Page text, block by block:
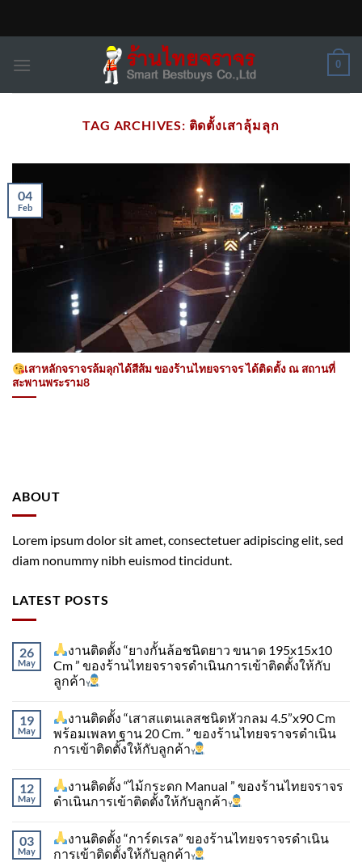
0
TAG ARCHIVES: ติดตั้งเสาลุ้มลุก
เสาหลักจราจรล้มลุกได้สีส้ม ของร้านไทยจราจร ได้ติดตั้ง ณ สถานที่
สะพานพระราม8
04
Feb
ABOUT
Lorem ipsum dolor sit amet, consectetuer adipiscing elit, sed
diam nonummy nibh euismod tincidunt.
LATEST POSTS
26
May
งานติดตั้ง “ยางกั้นล้อชนิดยาว ขนาด 195x15x10
Cm ” ของร้านไทยจราจรดำเนินการเข้าติดตั้ง​ให้กับ
ลูกค้า
19
May
งานติดตั้ง “เสาสแตนเลสชนิดหัวกลม 4.5”x90 Cm
พร้อมเพลท ฐาน 20 Cm. ” ของร้านไทยจราจรดำเนิน
การเข้าติดตั้ง​ให้กับลูกค้า
12
May
งานติดตั้ง “ไม้กระดก Manual ” ของร้านไทยจราจร
ดำเนินการเข้าติดตั้ง​ให้กับลูกค้า
03
May
งานติดตั้ง “การ์ดเรล” ของร้านไทยจราจรดำเนิน
การเข้าติดตั้ง​ให้กับลูกค้า